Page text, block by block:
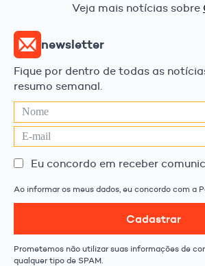
Veja mais notícias sobre
newsletter
Fique por dentro de todas as
resumo semanal.
Eu concordo em receber
Ao informar os meus dados, eu concordo com a
Cadastrar
Prometemos não utilizar suas informações de
qualquer tipo de SPAM.